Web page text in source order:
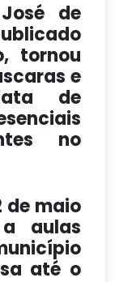
de
tornou
e
de
no
de maio
aulas
até o